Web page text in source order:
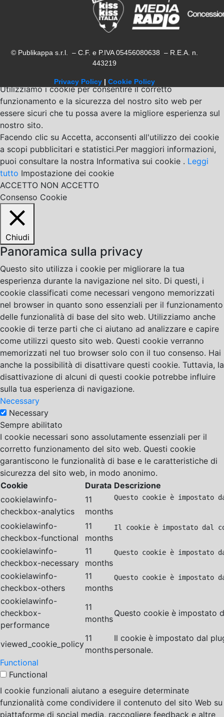
© Publikappa s.r.l. – C.F. e P.IVA 05456080638 – R.E.A. n.
443219
Privacy Policy | Cookie Policy
Utilizziamo i cookie per consentire il corretto
funzionamento e la sicurezza del nostro sito web per
essere sicuri che tu possa avere la migliore esperienza sul
nostro sito.
Facendo clic su Accetta, acconsenti all'utilizzo dei cookie
a scopi pubblicitari e statistici.Per maggiori informazioni,
puoi consultare la nostra Informativa sui cookie . Leggi
tutto Impostazione dei cookie
ACCETTO NON ACCETTO
Consenso Cookie
Chiudi
Panoramica sulla privacy
Questo sito utilizza i cookie per migliorare la tua
esperienza durante la navigazione nel sito. Di questi, i
cookie classificati come necessari vengono memorizzati
nel browser in quanto sono essenziali per il funzionamento
delle funzionalità di base del sito web. Utilizziamo anche
cookie di terze parti che ci aiutano ad analizzare e capire
come utilizzi questo sito web. Questi cookie verranno
memorizzati nel tuo browser solo con il tuo consenso. Hai
anche la possibilità di disattivare questi cookie. Tuttavia, la
disattivazione di alcuni di questi cookie potrebbe influire
sulla tua esperienza di navigazione.
Necessary
Necessary
Sempre abilitato
I cookie necessari sono assolutamente essenziali per il
corretto funzionamento del sito web. Questi cookie
garantiscono le funzionalità di base e le caratteristiche di
sicurezza del sito web, in modo anonimo.
Cookie
Durata Descrizione
cookielawinfo-
checkbox-analytics
11
months
Questo cookie è
cookielawinfo-
checkbox-functional
11
months
Il cookie è impostato dal
cookielawinfo-
checkbox-necessary
11
months
Questo cookie è impostato
cookielawinfo-
checkbox-others
11
months
Questo cookie è
cookielawinfo-
checkbox-
performance
11
months
Questo cookie è impostato
viewed_cookie_policy
11
months
Il cookie è impostato dal
personale.
Functional
Functional
I cookie funzionali aiutano a eseguire determinate
funzionalità come condividere il contenuto del sito Web su
piattaforme di social media, raccogliere feedback e altre